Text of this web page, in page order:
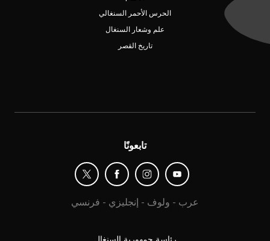
الحرس الأحمر السنغالي
علم وشعار السنغال
تاريخ القصر
تابعونًا
فرنسي - إنجليزي - ولوف - عرب